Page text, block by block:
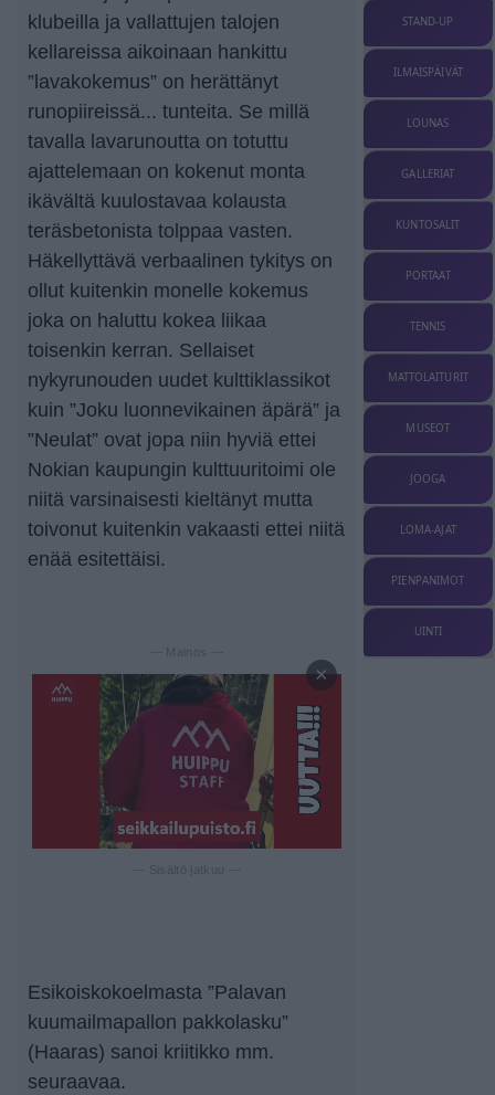
klubeilla ja vallattujen talojen
kellareissa aikoinaan hankittu
”lavakokemus” on herättänyt
runopiireissä... tunteita. Se millä
tavalla lavarunoutta on totuttu
ajattelemaan on kokenut monta
ikävältä kuulostavaa kolausta
teräsbetonista tolppaa vasten.
Häkellyttävä verbaalinen tykitys on
ollut kuitenkin monelle kokemus
joka on haluttu kokea liikaa
toisenkin kerran. Sellaiset
nykyrunouden uudet kulttiklassikot
kuin ”Joku luonnevikainen äpärä” ja
”Neulat” ovat jopa niin hyviä ettei
Nokian kaupungin kulttuuritoimi ole
niitä varsinaisesti kieltänyt mutta
toivonut kuitenkin vakaasti ettei niitä
enää esitettäisi.
— Mainos —
×
Esikoiskokoelmasta ”Palavan
kuumailmapallon pakkolasku”
(Haaras) sanoi kriitikko mm.
seuraavaa.
STAND-UP
ILMAISPÄIVÄT
LOUNAS
GALLERIAT
KUNTOSALIT
PORTAAT
TENNIS
MATTOLAITURIT
MUSEOT
JOOGA
LOMA-AJAT
PIENPANIMOT
UINTI